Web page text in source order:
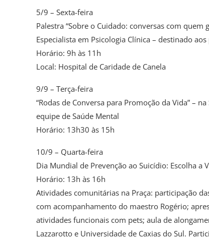
5/9 – Sexta-feira
Palestra “Sobre o Cuidado: conversas com
Especialista em Psicologia Clínica – destinado
Horário: 9h às 11h
Local: Hospital de Caridade de Canela
9/9 – Terça-feira
“Rodas de Conversa para Promoção da Vida” –
equipe de Saúde Mental
Horário: 13h30 às 15h
10/9 – Quarta-feira
Dia Mundial de Prevenção ao Suicídio: Escolha a
Horário: 13h às 16h
Atividades comunitárias na Praça: participação
com acompanhamento do maestro Rogério;
atividades funcionais com pets; aula de
Lazzarotto e Universidade de Caxias do Sul.